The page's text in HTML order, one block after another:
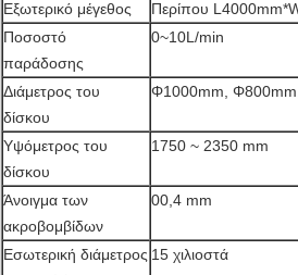
Εξωτερικό μέγεθος
Περίπου
Ποσοστό
παράδοσης
0~10L/min
Διάμετρος του
δίσκου
Φ1000mm,
Υψόμετρος του
δίσκου
1750 ~ 2350 mm
Άνοιγμα των
ακροβομβίδων
00,4 mm
Εσωτερική διάμετρος 15 χιλιοστά